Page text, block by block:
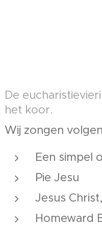
De
het koor.
Wij zongen
Een simpel
Pie Jesu
Jesus
Homeward